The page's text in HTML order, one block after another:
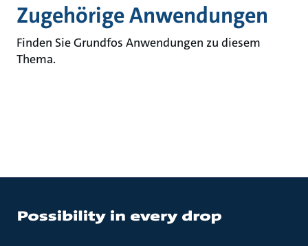
Zugehörige Anwendungen
Finden Sie Grundfos Anwendungen zu diesem
Thema.